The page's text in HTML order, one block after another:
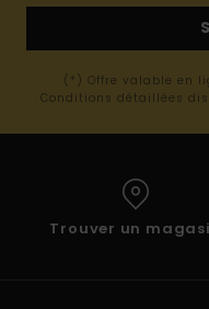
(*) Offre valable en
Conditions détaillées
Trouver un